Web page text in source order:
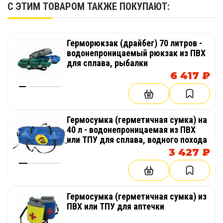
Эва коврик для Катабайда-2 -
3 282 руб.
325/38
Эва коврик для Катабайда-3 -
крупноячеистый
3 006 руб.
425/38
Эва коврик для Катабайда-4 -
3 561 руб.
525/38
см
Эва коврик Варвар - 310
мелкоячеистый
1 608 руб.
240/36
см
Эва коврик Варвар - 340
мелкоячеистый
270/36
мелкоячеистый
см
Эва коврик Варвар-Гигант
С ЭТИМ ТОВАРОМ ТАКЖЕ ПОКУПАЮТ:
Герморюкзак (драйбег) 70 литров -
водонепроницаемый рюкзак из ПВХ
для сплава, рыбалки
6 417 ₽
Гермосумка (герметичная сумка) на
40 л - водонепроницаемая из ПВХ
или ТПУ для сплава, водного похода
3 427 ₽
Гермосумка (герметичная сумка) из
ПВХ или ТПУ для аптечки